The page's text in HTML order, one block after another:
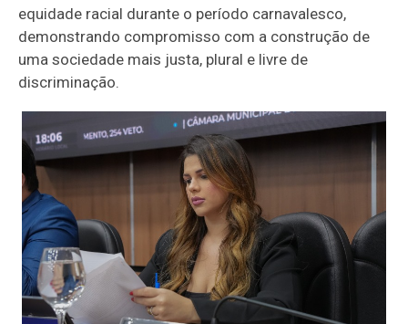
equidade racial durante o período carnavalesco,
demonstrando compromisso com a construção de
uma sociedade mais justa, plural e livre de
discriminação.